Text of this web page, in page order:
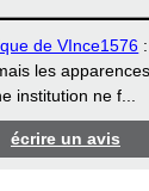
de VInce1576 :
les apparences
institution ne f...
écrire un avis